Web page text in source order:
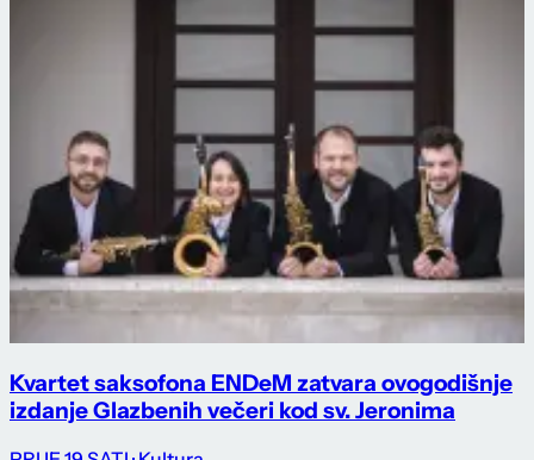
Kvartet saksofona ENDeM zatvara ovogodišnje
izdanje Glazbenih večeri kod sv. Jeronima